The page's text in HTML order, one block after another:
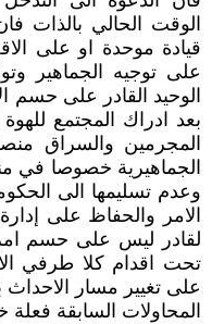
الوقت الحالي بالذات
قيادة موحدة او على
على توجيه الجماهير
الوحيد القادر على حسم
بعد ادراك المجتمع
المجرمين والسراق
الجماهيرية خصوصا في
وعدم تسليمها الى
الامر والحفاظ على
لقادر ليس على حسم
تحت اقدام كلا طرفي
على تغيير مسار
المحاولات السابقة فعلة